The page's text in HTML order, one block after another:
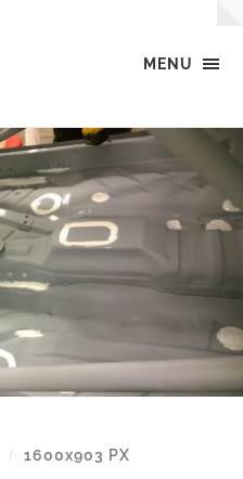
MENU
/ 1600x903 PX